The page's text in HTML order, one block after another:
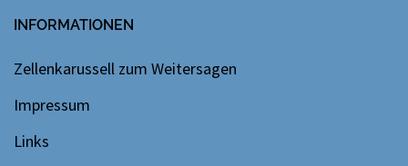
INFORMATIONEN
Zellenkarussell zum Weitersagen
Impressum
Links